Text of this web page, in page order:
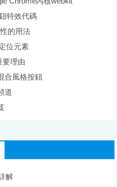
特效代碼
的用法
位元素
要理由
合風格按鈕
道
解